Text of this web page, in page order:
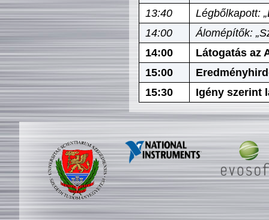
13:40
Légbőlkapott:
14:00
Álomépítők:
14:00
Látogatás az
15:00
15:30
Igény szerint